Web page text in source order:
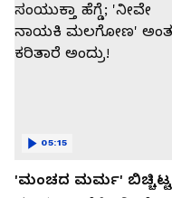
'ಮಂಚದ ಮರ್ಮ' ಬಿಚ್ಚಿಟ್ಟ
05:15